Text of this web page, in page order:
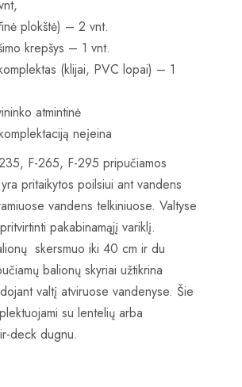
plokštė) – 2 vnt.
krepšys – 1 vnt.
(klijai, PVC lopai) – 1
atmintinė
neįeina
F-265, F-295 pripučiamos
pritaikytos poilsiui ant vandens
vandens telkiniuose. Valtyse
pakabinamąjį variklį.
skersmuo iki 40 cm ir du
balionų skyriai užtikrina
valtį atviruose vandenyse. Šie
su lentelių arba
deck dugnu.